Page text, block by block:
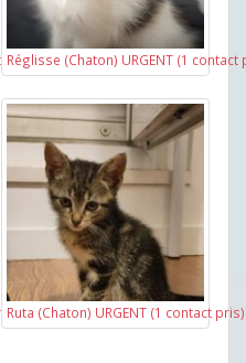
pris)
Réglisse (Chaton) URGENT (1 contact
pris)
Ruta (Chaton) URGENT (1 contact pris)